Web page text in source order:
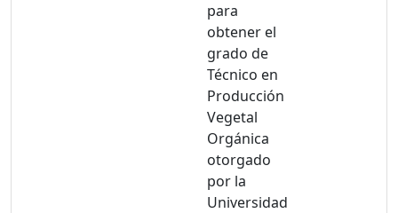
para
obtener el
grado de
Técnico en
Producción
Vegetal
Orgánica
otorgado
por la
Universidad